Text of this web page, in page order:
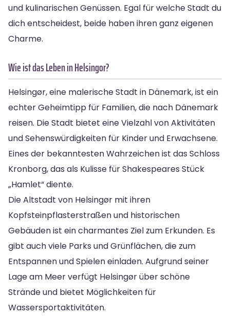
und kulinarischen Genüssen. Egal für welche Stadt du
dich entscheidest, beide haben ihren ganz eigenen
Charme.
Wie ist das Leben in Helsingor?
Helsingør, eine malerische Stadt in Dänemark, ist ein
echter Geheimtipp für Familien, die nach Dänemark
reisen. Die Stadt bietet eine Vielzahl von Aktivitäten
und Sehenswürdigkeiten für Kinder und Erwachsene.
Eines der bekanntesten Wahrzeichen ist das Schloss
Kronborg, das als Kulisse für Shakespeares Stück
„Hamlet“ diente.
Die Altstadt von Helsingør mit ihren
Kopfsteinpflasterstraßen und historischen
Gebäuden ist ein charmantes Ziel zum Erkunden. Es
gibt auch viele Parks und Grünflächen, die zum
Entspannen und Spielen einladen. Aufgrund seiner
Lage am Meer verfügt Helsingør über schöne
Strände und bietet Möglichkeiten für
Wassersportaktivitäten.